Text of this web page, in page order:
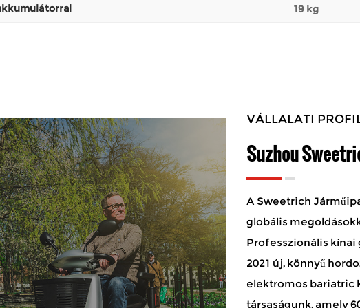
19 kg
VÁLLALATI
Suzhou
A Sweetrich
globális
Professzionális kínai
2021 új, könnyű
elektromos bariatric
társaságunk, amely